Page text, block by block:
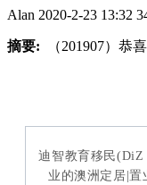
Alan 2020-2-23 13:32
摘要: （201907）恭
迪智教育移民(DiZ
业的澳洲定居|置